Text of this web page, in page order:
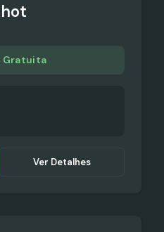
Gratuita
Ver Detalhes